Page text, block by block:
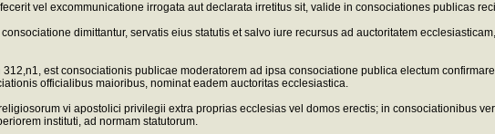
vel excommunicatione irrogata aut declarata irretitus sit, valide in consociationes publicas
dimittantur, servatis eius statutis et salvo iure recursus ad auctoritatem
est consociationis publicae moderatorem ad ipsa consociatione publica electum
officialibus maioribus, nominat eadem auctoritas ecclesiastica.
vi apostolici privilegii extra proprias ecclesias vel domos erectis; in consociationibus
instituti, ad normam statutorum.